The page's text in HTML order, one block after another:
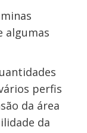
algumas
perfis
da área
da